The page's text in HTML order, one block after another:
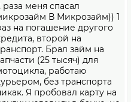
раза меня спасал
В Микрозайм)) 1
на погашение другого
второй на
Брал займ на
(25 тысяч) для
работаю
без транспорта
Я пробовал карту на